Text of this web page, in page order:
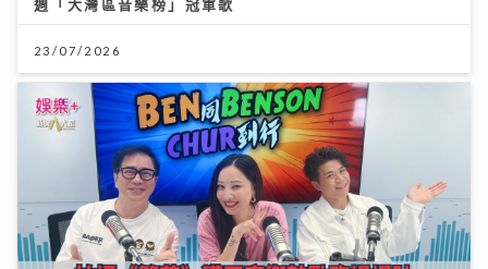
週「大灣區音樂榜」冠軍歌
23/07/2026